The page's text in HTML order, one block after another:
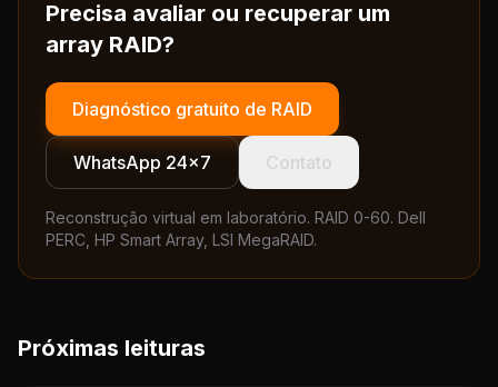
Precisa avaliar ou recuperar um
array RAID?
Diagnóstico gratuito de RAID
WhatsApp 24×7 Contato
Reconstrução virtual em laboratório. RAID 0-60. Dell
PERC, HP Smart Array, LSI MegaRAID.
Próximas leituras